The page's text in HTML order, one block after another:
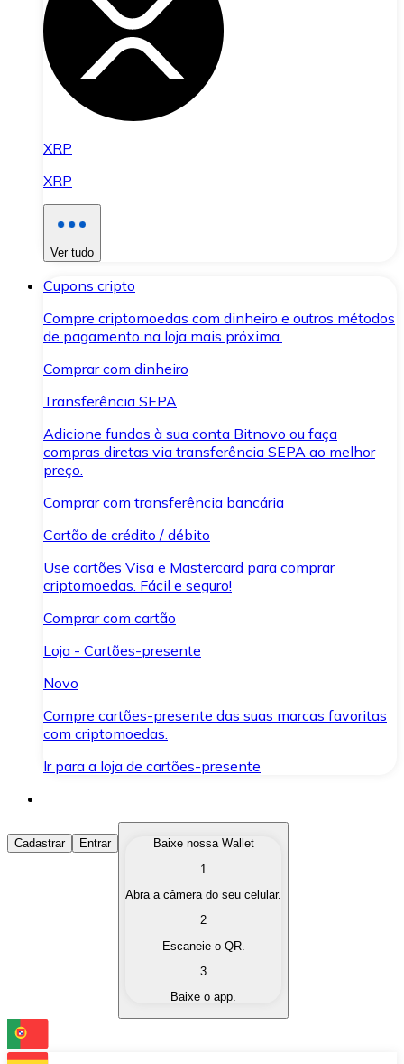
XRP
XRP
Ver tudo
Cupons cripto
Compre criptomoedas com dinheiro e outros métodos
de pagamento na loja mais próxima.
Comprar com dinheiro
Transferência SEPA
Adicione fundos à sua conta Bitnovo ou faça
compras diretas via transferência SEPA ao melhor
preço.
Comprar com transferência bancária
Cartão de crédito / débito
Use cartões Visa e Mastercard para comprar
criptomoedas. Fácil e seguro!
Comprar com cartão
Loja - Cartões-presente
Novo
Compre cartões-presente das suas marcas favoritas
com criptomoedas.
Ir para a loja de cartões-presente
Comprar Criptomoedas
Compre as criptomoedas de seu interesse de forma
Converta suas criptomoedas em moeda fiduciária
Troque uma criptomoeda por outra
Cadastrar Entrar
Baixe nossa Wallet
1
Abra a câmera do seu celular.
2
Escaneie o QR.
3
Baixe o app.